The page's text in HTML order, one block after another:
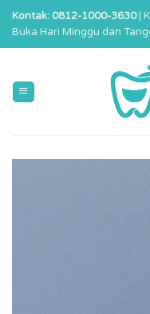
Skip
content
Kontak: 0812-1000-3630|
Buka Hari Minggu dan